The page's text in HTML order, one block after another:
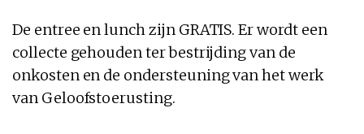
De entree en lunch zijn GRATIS. Er wordt een
collecte gehouden ter bestrijding van de
onkosten en de ondersteuning van het werk
van Geloofstoerusting.